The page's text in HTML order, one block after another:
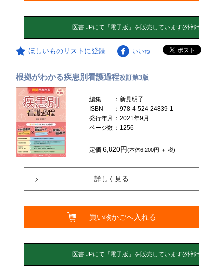
ほしいものリストに登録 いいね
根拠がわかる疾患別看護過程改訂第3版
編集
：新見明子
ISBN
：978-4-524-24839-1
発行年月
：2021年9月
ページ数 ：1256
定価6,820円(本体6,200円 ＋ 税)
詳しく見る
買い物かごへ入れる